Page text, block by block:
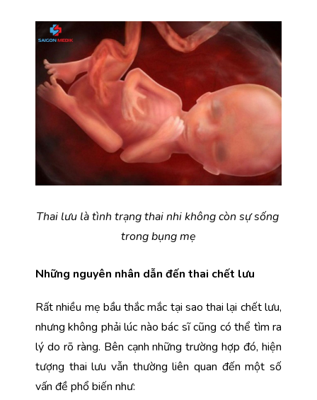
Thai lưu là tình trạng thai nhi không còn sự sống
trong bụng mẹ
Những nguyên nhân dẫn đến thai chết lưu
Rất nhiều mẹ bầu thắc mắc tại sao thai lại chết lưu,
nhưng không phải lúc nào bác sĩ cũng có thể tìm ra
lý do rõ ràng. Bên cạnh những trường hợp đó, hiện
tượng thai lưu vẫn thường liên quan đến một số
vấn đề phổ biến như: